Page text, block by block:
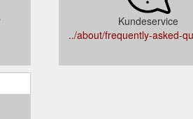
Kundeservice
../about/frequently-asked-